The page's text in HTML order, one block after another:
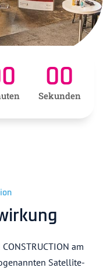
00
Sekunden
am
Satellite-